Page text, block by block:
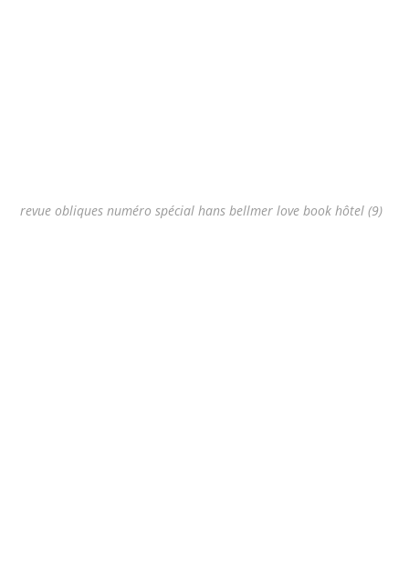
revue obliques numéro spécial hans bellmer love book hôtel (9)